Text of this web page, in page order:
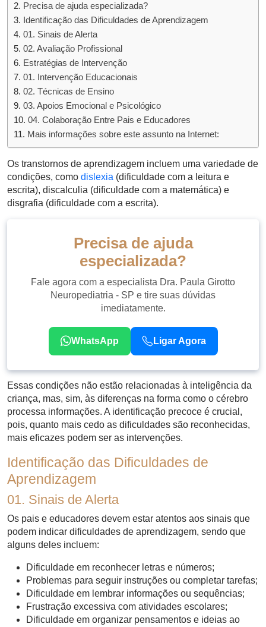
Precisa de ajuda especializada?
Identificação das Dificuldades de Aprendizagem
01. Sinais de Alerta
02. Avaliação Profissional
Estratégias de Intervenção
01. Intervenção Educacionais
02. Técnicas de Ensino
03. Apoios Emocional e Psicológico
04. Colaboração Entre Pais e Educadores
Mais informações sobre este assunto na Internet:
Os transtornos de aprendizagem incluem uma variedade de
condições, como dislexia (dificuldade com a leitura e
escrita), discalculia (dificuldade com a matemática) e
disgrafia (dificuldade com a escrita).
Precisa de ajuda
especializada?
Fale agora com a especialista Dra. Paula Girotto
Neuropediatria - SP e tire suas dúvidas
imediatamente.
WhatsApp Ligar Agora
Essas condições não estão relacionadas à inteligência da
criança, mas, sim, às diferenças na forma como o cérebro
processa informações. A identificação precoce é crucial,
pois, quanto mais cedo as dificuldades são reconhecidas,
mais eficazes podem ser as intervenções.
Identificação das Dificuldades de
Aprendizagem
01. Sinais de Alerta
Os pais e educadores devem estar atentos aos sinais que
podem indicar dificuldades de aprendizagem, sendo que
alguns deles incluem:
Dificuldade em reconhecer letras e números;
Problemas para seguir instruções ou completar tarefas;
Dificuldade em lembrar informações ou sequências;
Frustração excessiva com atividades escolares;
Dificuldade em organizar pensamentos e ideias ao